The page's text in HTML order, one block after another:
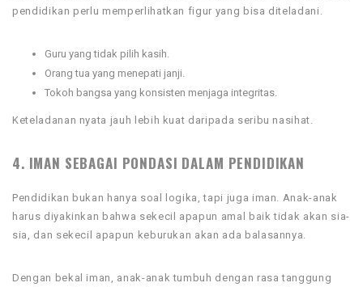
pendidikan perlu memperlihatkan figur yang bisa diteladani.
Guru yang tidak pilih kasih.
Orang tua yang menepati janji.
Tokoh bangsa yang konsisten menjaga integritas.
Keteladanan nyata jauh lebih kuat daripada seribu nasihat.
4. IMAN SEBAGAI PONDASI DALAM PENDIDIKAN
Pendidikan bukan hanya soal logika, tapi juga iman. Anak-anak
harus diyakinkan bahwa sekecil apapun amal baik tidak akan sia-
sia, dan sekecil apapun keburukan akan ada balasannya.
Dengan bekal iman, anak-anak tumbuh dengan rasa tanggung